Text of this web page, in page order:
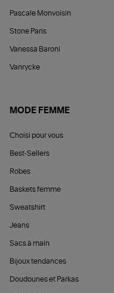
Pascale Monvoisin
Stone Paris
Vanessa Baroni
Vanrycke
MODE FEMME
Choisi pour vous
Best-Sellers
Robes
Baskets femme
Sweatshirt
Jeans
Sacs à main
Bijoux tendances
Doudounes et Parkas